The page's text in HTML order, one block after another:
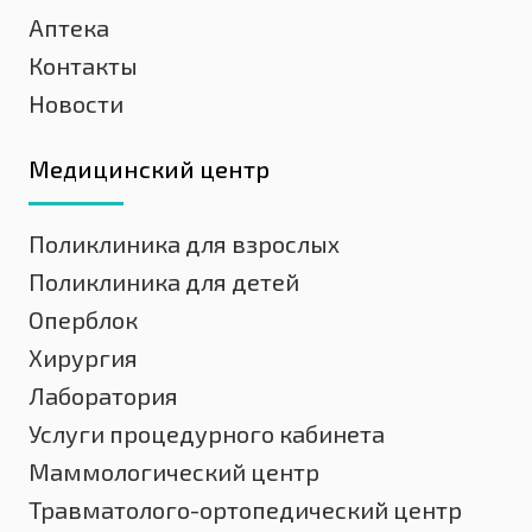
Аптека
Контакты
Новости
Медицинский центр
Поликлиника для взрослых
Поликлиника для детей
Оперблок
Хирургия
Лаборатория
Услуги процедурного кабинета
Маммологический центр
Травматолого-ортопедический центр